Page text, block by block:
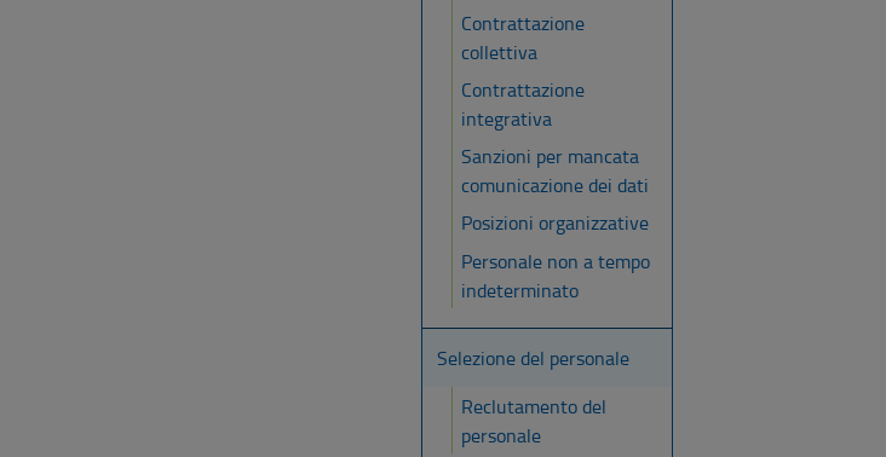
Contrattazione
collettiva
Contrattazione
integrativa
Sanzioni per mancata
comunicazione dei dati
Posizioni organizzative
Personale non a tempo
indeterminato
Selezione del personale
Reclutamento del
personale